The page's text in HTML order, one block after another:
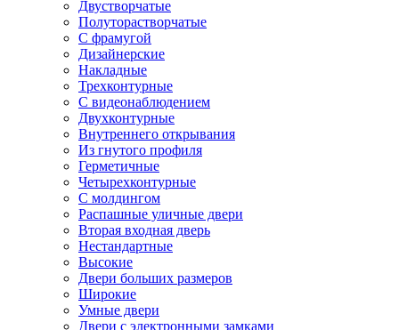
Двустворчатые
Полуторастворчатые
С фрамугой
Дизайнерские
Накладные
Трехконтурные
С видеонаблюдением
Двухконтурные
Внутреннего открывания
Из гнутого профиля
Герметичные
Четырехконтурные
С молдингом
Распашные уличные двери
Вторая входная дверь
Нестандартные
Высокие
Двери больших размеров
Широкие
Умные двери
Двери с электронными замками